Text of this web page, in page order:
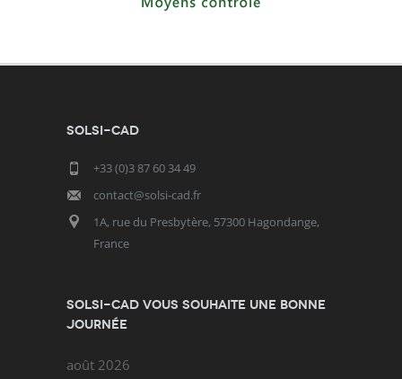
SOLSI-CAD
+33 (0)3 87 60 34 49
contact@solsi-cad.fr
1A, rue du Presbytère, 57300 Hagondange,
France
SOLSI-CAD vous souhaite une bonne
journée
août 2026